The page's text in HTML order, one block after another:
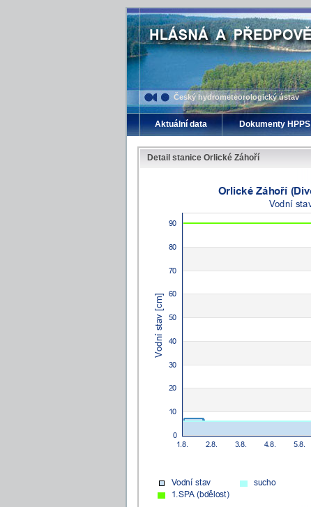
Český hydrometeorologický ústav
Aktuální data Dokumenty HPPS
Detail stanice Orlické Záhoří